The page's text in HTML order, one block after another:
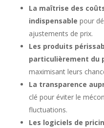
La maîtrise des
indispensable pour
ajustements de prix.
Les produits
particulièrement du
maximisant leurs
La transparence
clé pour éviter le
fluctuations.
Les logiciels de